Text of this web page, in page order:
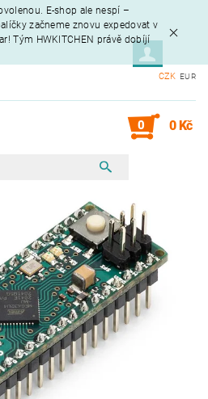
E-shop ale nespí –
začneme znovu expedovat v
Tým HWKITCHEN právě dobíjí
CZK EUR
0 0 Kč